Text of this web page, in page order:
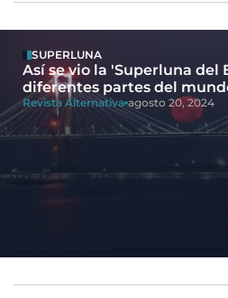
SUPERLUNA
Así se vio la 'Superluna del
diferentes partes del
Revista Alternativa agosto 20, 2024